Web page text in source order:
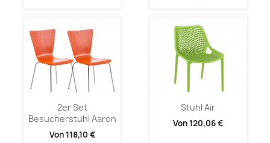
2er Set
Besucherstuhl Aaron
Von118,10 €
Stuhl Air
Von120,06 €